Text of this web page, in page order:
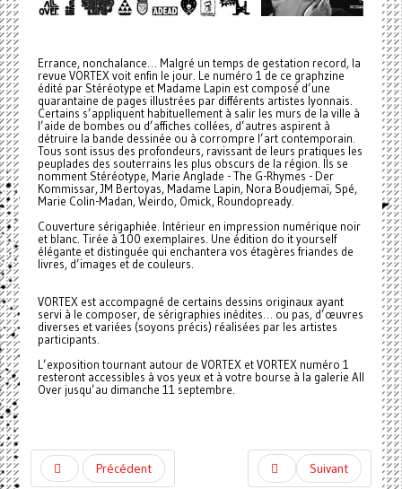
Errance, nonchalance… Malgré un temps de gestation record, la
revue VORTEX voit enfin le jour. Le numéro 1 de ce graphzine
édité par Stéréotype et Madame Lapin est composé d’une
quarantaine de pages illustrées par différents artistes lyonnais.
Certains s’appliquent habituellement à salir les murs de la ville à
l’aide de bombes ou d’affiches collées, d’autres aspirent à
détruire la bande dessinée ou à corrompre l’art contemporain.
Tous sont issus des profondeurs, ravissant de leurs pratiques les
peuplades des souterrains les plus obscurs de la région. Ils se
nomment Stéréotype, Marie Anglade - The G-Rhymes - Der
Kommissar, JM Bertoyas, Madame Lapin, Nora Boudjemaï, Spé,
Marie Colin-Madan, Weirdo, Omick, Roundopready.
Couverture sérigaphiée. Intérieur en impression numérique noir
et blanc. Tirée à 100 exemplaires. Une édition do it yourself
élégante et distinguée qui enchantera vos étagères friandes de
livres, d’images et de couleurs.
VORTEX est accompagné de certains dessins originaux ayant
servi à le composer, de sérigraphies inédites… ou pas, d’œuvres
diverses et variées (soyons précis) réalisées par les artistes
participants.
L’exposition tournant autour de VORTEX et VORTEX numéro 1
resteront accessibles à vos yeux et à votre bourse à la galerie All
Over jusqu’au dimanche 11 septembre.
Précédent Suivant